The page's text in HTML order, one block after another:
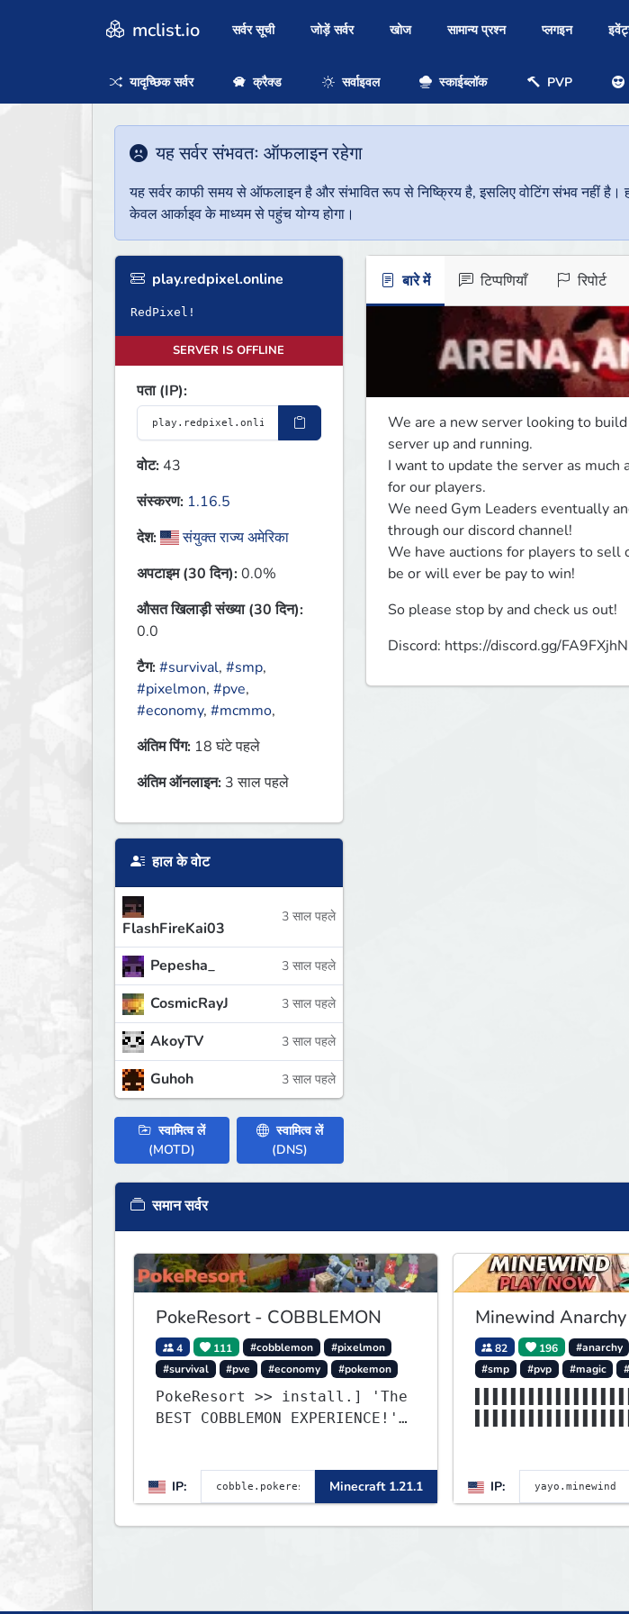
mclist.io सर्वर सूची जोड़ें सर्वर खोज सामान्य प्रश्न प्लगइन
यादृच्छिक सर्वर क्रैक्ड सर्वाइवल स्काईब्लॉक PVP
यह सर्वर संभवतः ऑफलाइन रहेगा
यह सर्वर काफी समय से ऑफलाइन है और संभावित रूप से निष्क्रिय है, इसलिए वोटिंग संभव नहीं
केवल आर्काइव के माध्यम से पहुंच योग्य होगा।
play.redpixel.online
RedPixel!
SERVER IS OFFLINE
पता (IP):
वोट: 43
संस्करण: 1.16.5
देश:
संयुक्त राज्य अमेरिका
अपटाइम (30 दिन):0.0%
औसत खिलाड़ी संख्या (30 दिन):
0.0
टैग:#survival, #smp,
#pixelmon, #pve,
#economy, #mcmmo,
अंतिम पिंग: 18 घंटे पहले
अंतिम ऑनलाइन: 3 साल पहले
हाल के वोट
FlashFireKai03
3 साल पहले
Pepesha_ 3 साल पहले
CosmicRayJ 3 साल पहले
AkoyTV 3 साल पहले
Guhoh 3 साल पहले
स्वामित्व लें
(MOTD)
स्वामित्व लें
(DNS)
बारे में टिप्पणियाँ रिपोर्ट
We are a new server looking to
server up and running.
I want to update the server as
for our players.
We need Gym Leaders eventually
through our discord channel!
We have auctions for players to sell
be or will ever be pay to win!
So please stop by and check us out!
Discord: https://discord.gg/FA9FXjhN
समान सर्वर
PokeResort - COBBLEMON
4 111 #cobblemon
#pixelmon
#survival
#pve #economy #pokemon
PokeResort >> install.] 'The
BEST COBBLEMON EXPERIENCE!''
IP: Minecraft 1.21.1
Minewind Anarchy
82 196 #anarchy
#smp
#pvp #magic
IP: